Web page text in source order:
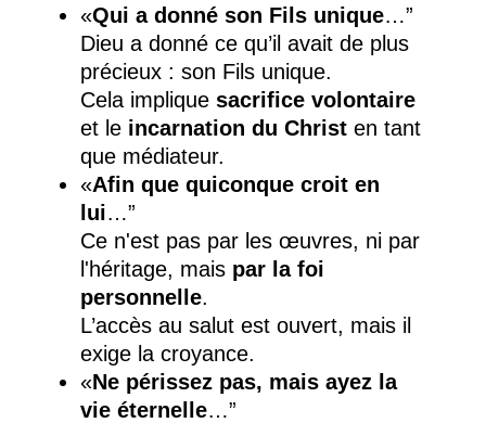
«Qui a donné son Fils unique…”
Dieu a donné ce qu’il avait de plus
précieux : son Fils unique.
Cela implique sacrifice volontaire
et le incarnation du Christen tant
que médiateur.
«Afin que quiconque croit en
lui…”
Ce n'est pas par les œuvres, ni par
l'héritage, mais par la foi
personnelle.
L’accès au salut est ouvert, mais il
exige la croyance.
«Ne périssez pas, mais ayez la
vie éternelle…”